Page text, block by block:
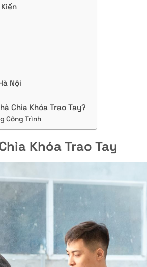
Nội
Chìa Khóa Trao Tay?
Công Trình
Khóa Trao Tay